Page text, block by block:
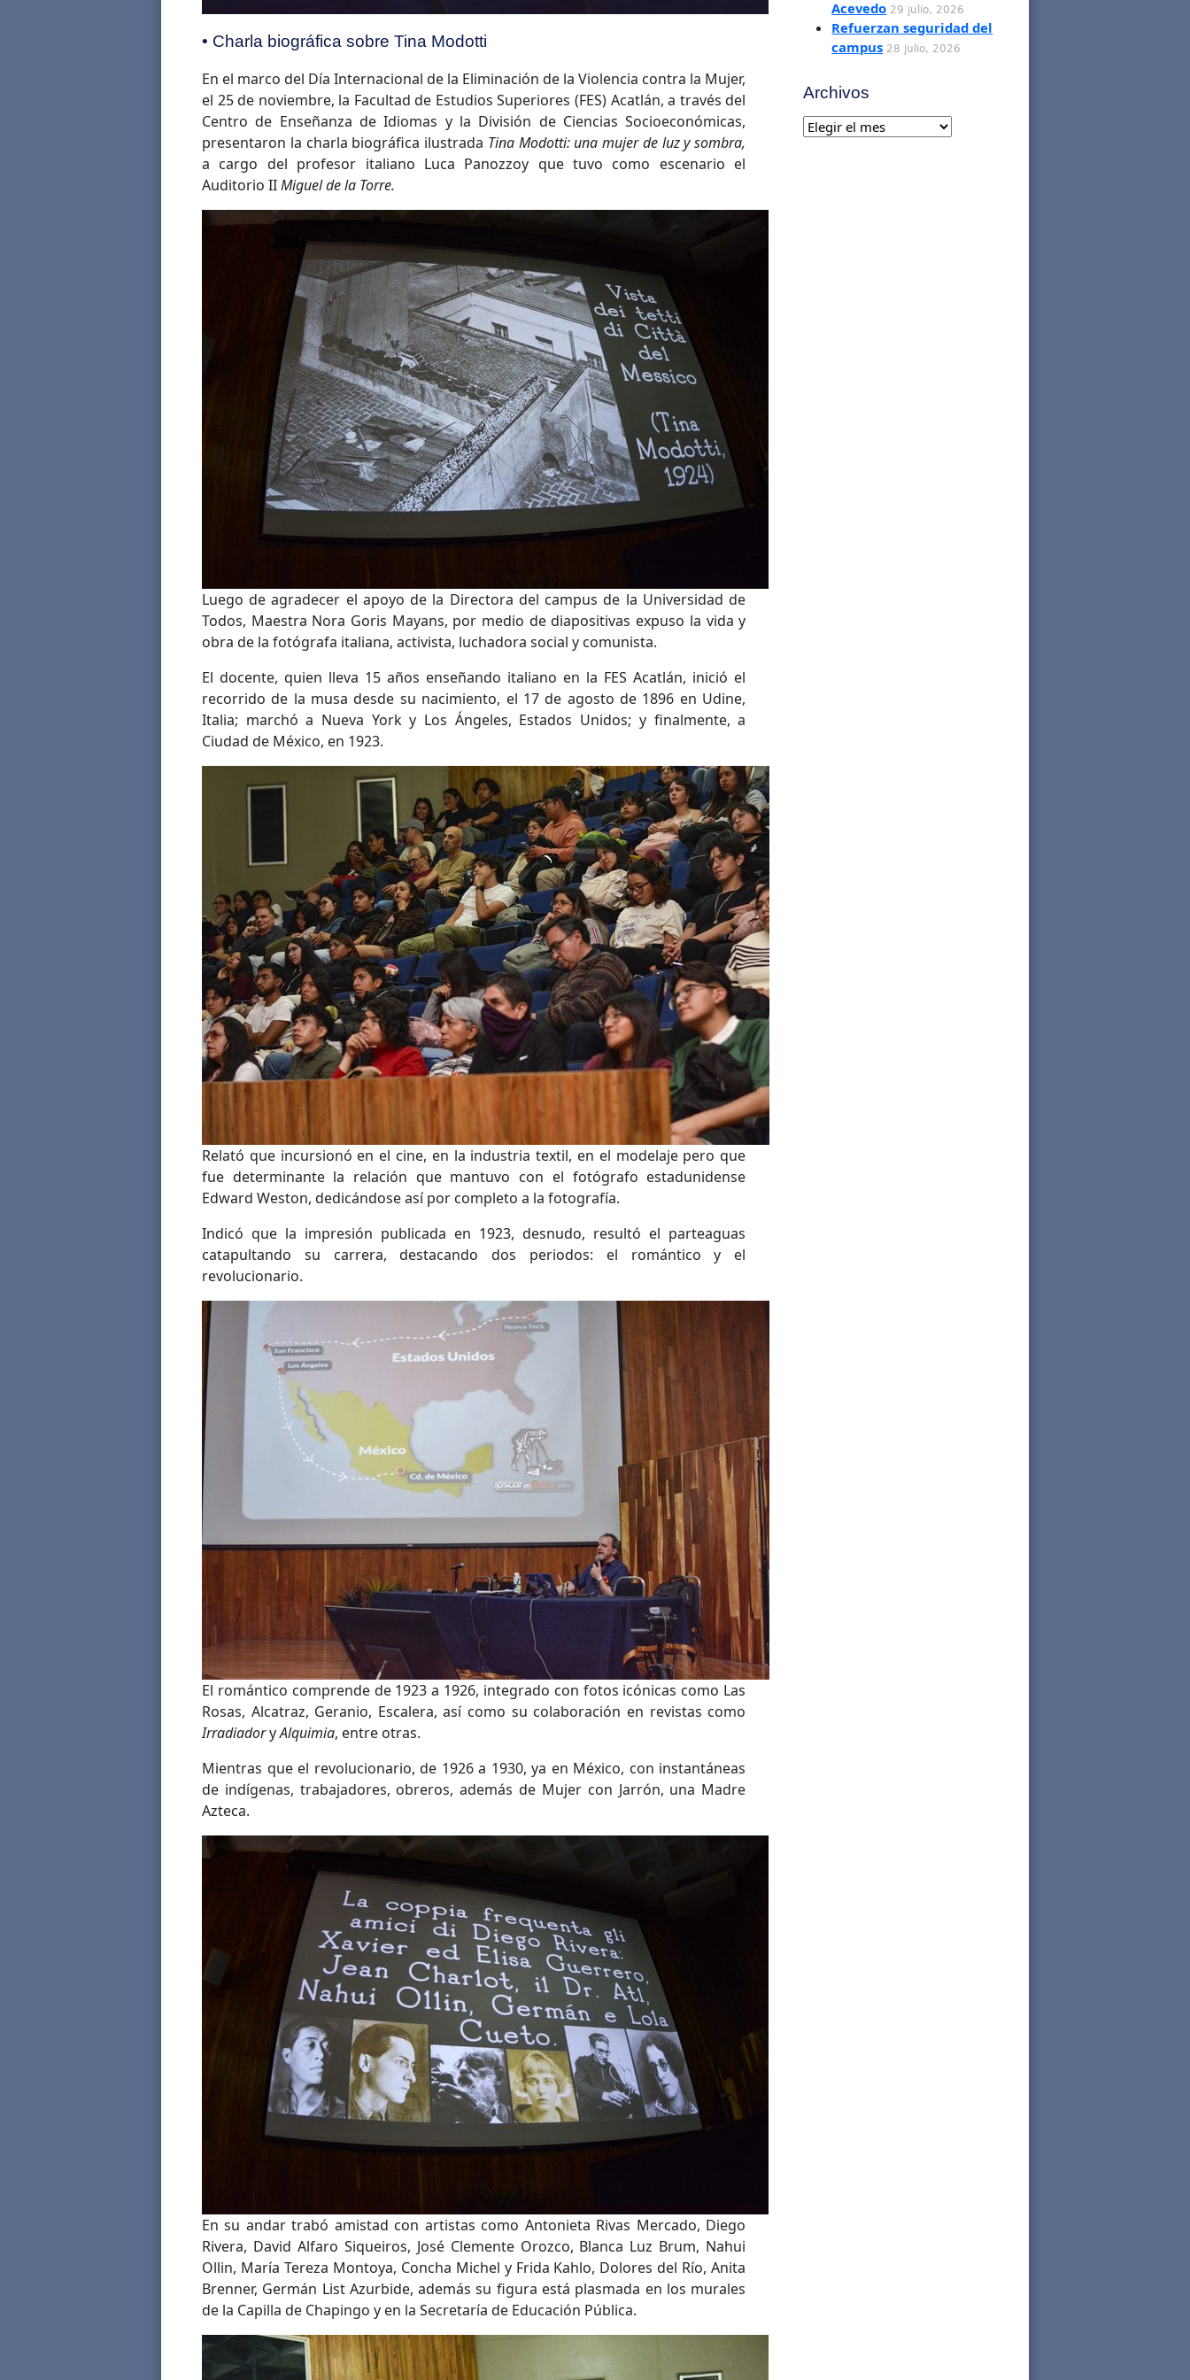
• Charla biográfica sobre Tina Modotti
En el marco del Día Internacional de la Eliminación de la Violencia contra la Mujer,
el 25 de noviembre, la Facultad de Estudios Superiores (FES) Acatlán, a través del
Centro de Enseñanza de Idiomas y la División de Ciencias Socioeconómicas,
presentaron la charla biográfica ilustrada Tina Modotti: una mujer de luz y sombra,
a cargo del profesor italiano Luca Panozzoy que tuvo como escenario el
Auditorio IIMiguel de la Torre.
Luego de agradecer el apoyo de la Directora del campus de la Universidad de
Todos, Maestra Nora Goris Mayans, por medio de diapositivas expuso la vida y
obra de la fotógrafa italiana, activista, luchadora social y comunista.
El docente, quien lleva 15 años enseñando italiano en la FES Acatlán, inició el
recorrido de la musa desde su nacimiento, el 17 de agosto de 1896 en Udine,
Italia; marchó a Nueva York y Los Ángeles, Estados Unidos; y finalmente, a
Ciudad de México, en 1923.
Relató que incursionó en el cine, en la industria textil, en el modelaje pero que
fue determinante la relación que mantuvo con el fotógrafo estadunidense
Edward Weston, dedicándose así por completo a la fotografía.
Indicó que la impresión publicada en 1923, desnudo, resultó el parteaguas
catapultando su carrera, destacando dos periodos: el romántico y el
revolucionario.
El romántico comprende de 1923 a 1926, integrado con fotos icónicas como Las
Rosas, Alcatraz, Geranio, Escalera, así como su colaboración en revistas como
IrradiadoryAlquimia, entre otras.
Mientras que el revolucionario, de 1926 a 1930, ya en México, con instantáneas
de indígenas, trabajadores, obreros, además de Mujer con Jarrón, una Madre
Azteca.
En su andar trabó amistad con artistas como Antonieta Rivas Mercado, Diego
Rivera, David Alfaro Siqueiros, José Clemente Orozco, Blanca Luz Brum, Nahui
Ollin, María Tereza Montoya, Concha Michel y Frida Kahlo, Dolores del Río, Anita
Brenner, Germán List Azurbide, además su figura está plasmada en los murales
de la Capilla de Chapingo y en la Secretaría de Educación Pública.
Acevedo 29 julio, 2026
Refuerzan seguridad del
campus 28 julio, 2026
Archivos
Archivos